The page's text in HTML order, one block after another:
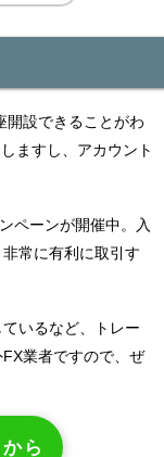
開設できることがわ
ますし、アカウント
ペーンが開催中。入
常に有利に取引す
いるなど、トレー
業者ですので、ぜ
ら